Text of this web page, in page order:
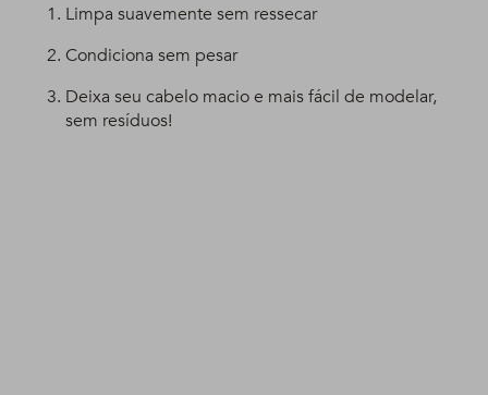
Limpa suavemente sem ressecar
Condiciona sem pesar
Deixa seu cabelo macio e mais fácil de modelar,
sem resíduos!